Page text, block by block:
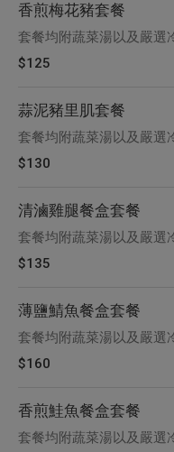
香煎梅花豬套餐
套餐均附蔬菜湯以及嚴選
$125
蒜泥豬里肌套餐
套餐均附蔬菜湯以及嚴選
$130
清滷雞腿餐盒套餐
套餐均附蔬菜湯以及嚴選
$135
薄鹽鯖魚餐盒套餐
套餐均附蔬菜湯以及嚴選
$160
香煎鮭魚餐盒套餐
套餐均附蔬菜湯以及嚴選